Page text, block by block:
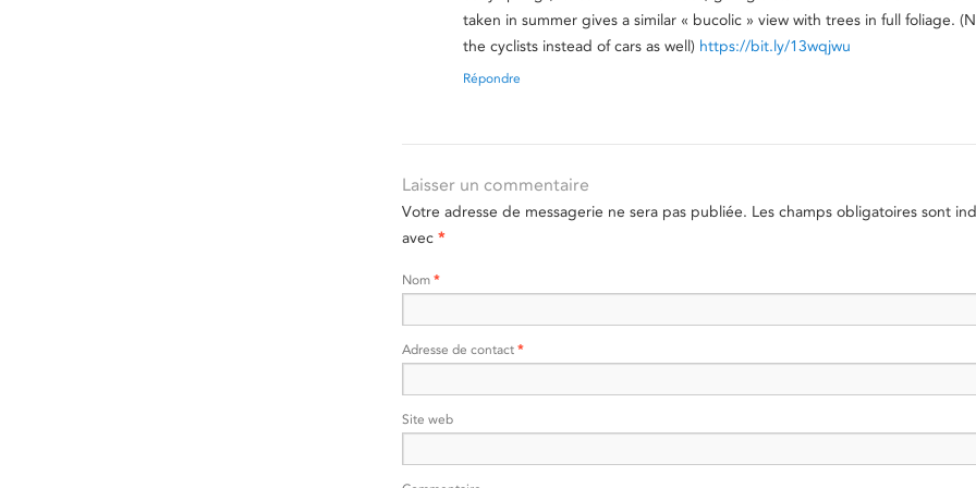
taken in summer gives a similar « bucolic » view with trees in full foliage.
the cyclists instead of cars as well) https://bit.ly/13wqjwu
Répondre
Laisser un commentaire
Votre adresse de messagerie ne sera pas publiée. Les champs obligatoires sont
avec *
Nom *
Adresse de contact *
Site web